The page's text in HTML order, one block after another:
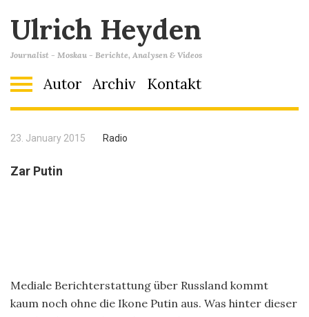
Ulrich Heyden
Journalist - Moskau - Berichte, Analysen & Videos
Autor Archiv Kontakt
23. January 2015 Radio
Zar Putin
Mediale Berichterstattung über Russland kommt
kaum noch ohne die Ikone Putin aus. Was hinter dieser